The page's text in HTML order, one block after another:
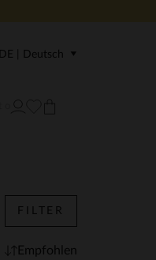
DE | Deutsch
FILTER
Empfohlen